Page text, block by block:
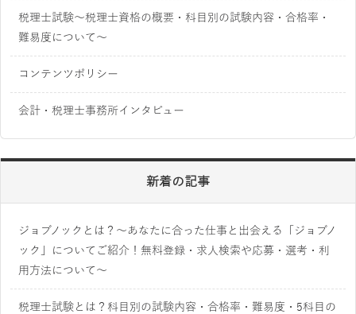
税理士試験～税理士資格の概要・科目別の試験内容・合格率・
難易度について～
コンテンツポリシー
会計・税理士事務所インタビュー
新着の記事
ジョブノックとは？～あなたに合った仕事と出会える「ジョブノ
ック」についてご紹介！無料登録・求人検索や応募・選考・利
用方法について～
税理士試験とは？科目別の試験内容・合格率・難易度・5科目の